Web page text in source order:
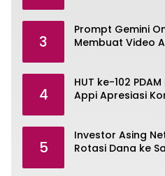
3
Prompt Gemini
Membuat Video
4
HUT ke-102
Appi Apresiasi
5
Investor Asing
Rotasi Dana ke